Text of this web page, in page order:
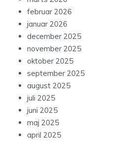
februar 2026
januar 2026
december 2025
november 2025
oktober 2025
september 2025
august 2025
juli 2025
juni 2025
maj 2025
april 2025